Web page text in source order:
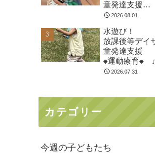
童発達支援
⁕運動療育⁕
市
2026.08.01
水遊び！
放課後等デ
童発達支援
⁕運動療育⁕
東金市 九十
2026.07.31
カテゴリー
今週の子どもたち